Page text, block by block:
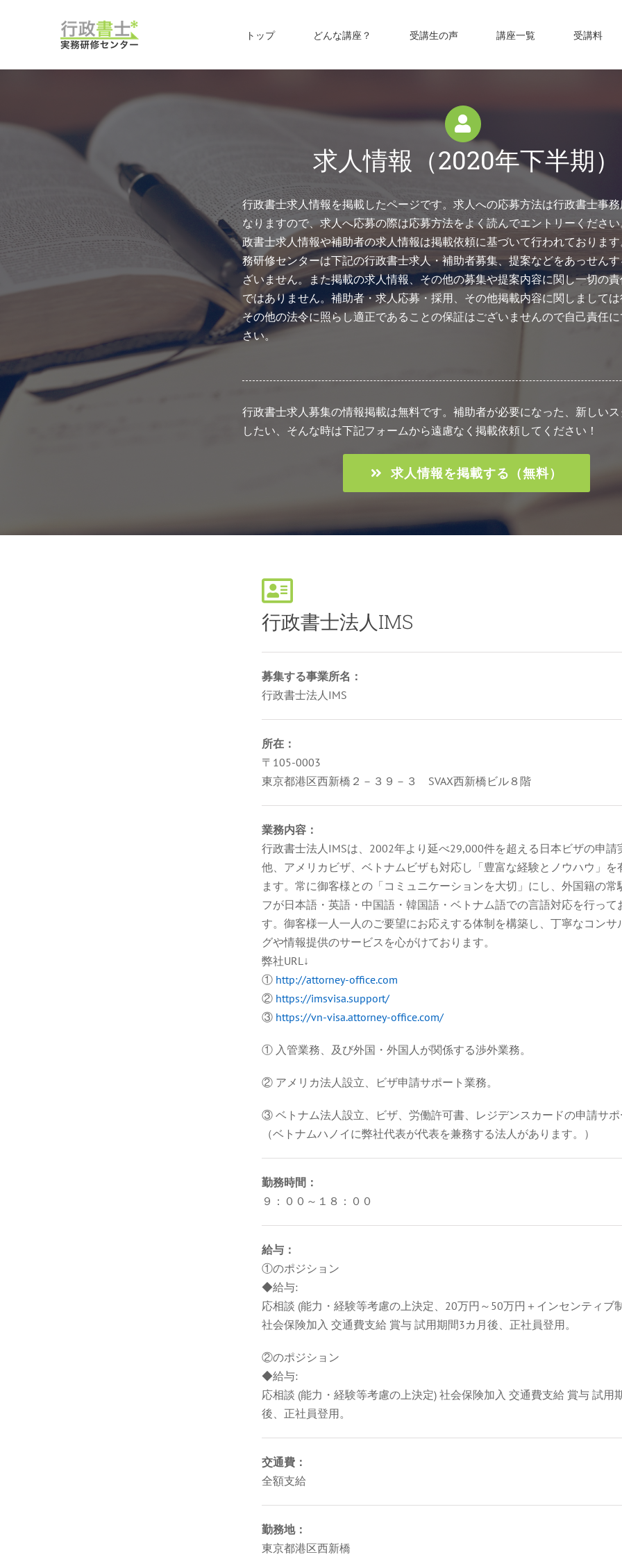
トップ どんな講座？ 受講生の声 講座一覧 受講料
求人情報（2020年下半期）
行政書士求人情報を掲載したページです。求人への応募方法は行政書士事
なりますので、求人へ応募の際は応募方法をよく読んでエントリーくださ
政書士求人情報や補助者の求人情報は掲載依頼に基づいて行われておりま
務研修センターは下記の行政書士求人・補助者募集、提案などをあっせん
ざいません。また掲載の求人情報、その他の募集や提案内容に関し一切の
ではありません。補助者・求人応募・採用、その他掲載内容に関しまして
その他の法令に照らし適正であることの保証はございませんので自己責任
さい。
行政書士求人募集の情報掲載は無料です。補助者が必要になった、新しい
したい、そんな時は下記フォームから遠慮なく掲載依頼してください！
求人情報を掲載する（無料）
行政書士法人IMS
募集する事業所名：
行政書士法人IMS
所在：
〒105-0003
東京都港区西新橋２－３９－３ SVAX西新橋ビル８階
業務内容：
行政書士法人IMSは、2002年より延べ29,000件を超える日本ビザの申請
他、アメリカビザ、ベトナムビザも対応し「豊富な経験とノウハウ」を
ます。常に御客様との「コミュニケーションを大切」にし、外国籍の常
フが日本語・英語・中国語・韓国語・ベトナム語での言語対応を行って
す。御客様一人一人のご要望にお応えする体制を構築し、丁寧なコンサ
グや情報提供のサービスを心がけております。
弊社URL↓
① http://attorney-office.com
② https://imsvisa.support/
③ https://vn-visa.attorney-office.com/
① 入管業務、及び外国・外国人が関係する渉外業務。
② アメリカ法人設立、ビザ申請サポート業務。
③ ベトナム法人設立、ビザ、労働許可書、レジデンスカードの申請サ
（ベトナムハノイに弊社代表が代表を兼務する法人があります。）
勤務時間：
９：００～１８：００
給与：
①のポジション
◆給与:
応相談 (能力・経験等考慮の上決定、20万円～50万円＋インセンティブ
社会保険加入 交通費支給 賞与 試用期間3カ月後、正社員登用。
②のポジション
◆給与:
応相談 (能力・経験等考慮の上決定) 社会保険加入 交通費支給 賞与 試用
後、正社員登用。
交通費：
全額支給
勤務地：
東京都港区西新橋